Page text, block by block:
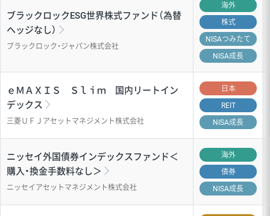
ブラックロックESG世界株式ファンド（為替
ヘッジなし）
ブラックロック・ジャパン株式会社
海外
株式
NISAつみたて
NISA成長
ｅＭＡＸＩＳ Ｓｌｉｍ 国内リートイン
デックス
三菱ＵＦＪアセットマネジメント株式会社
日本
REIT
NISA成長
ニッセイ外国債券インデックスファンド＜
購入・換金手数料なし＞
ニッセイアセットマネジメント株式会社
海外
債券
NISA成長